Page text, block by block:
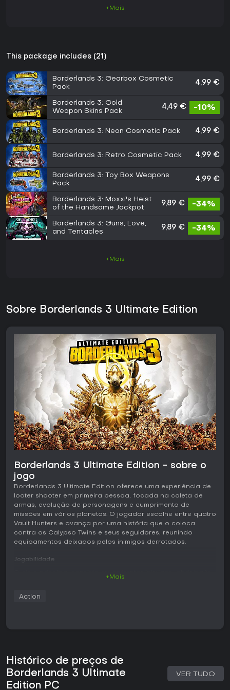
+Mais
This package includes (21)
Borderlands 3: Gearbox Cosmetic
Pack
4,99 €
Borderlands 3: Gold
Weapon Skins Pack
4,49 € -10%
Borderlands 3: Neon Cosmetic Pack 4,99 €
Borderlands 3: Retro Cosmetic Pack 4,99 €
Borderlands 3: Toy Box Weapons
Pack
4,99 €
Borderlands 3: Moxxi's Heist
of the Handsome Jackpot
9,89 € -34%
Borderlands 3: Guns, Love,
and Tentacles
9,89 € -34%
+Mais
Sobre Borderlands 3 Ultimate Edition
Borderlands 3 Ultimate Edition - sobre o
jogo
Borderlands 3 Ultimate Edition oferece uma experiência de
looter shooter em primeira pessoa, focada na coleta de
armas, evolução de personagens e cumprimento de
missões em vários planetas. O jogador escolhe entre quatro
Vault Hunters e avança por uma história que o coloca
contra os Calypso Twins e seus seguidores, reunindo
equipamentos deixados pelos inimigos derrotados.
Jogabilidade
ambiente. Cada Vault Hunter possui habilidades próprias
punhos etéreos para atacar à distância ou de perto. FL4K
áreas durante os confrontos.
As árvores de habilidades permitem ampla personalização,
com várias action skills disponíveis para cada personagem.
+Mais
Action
Histórico de preços de
Borderlands 3 Ultimate
Edition PC
VER TUDO